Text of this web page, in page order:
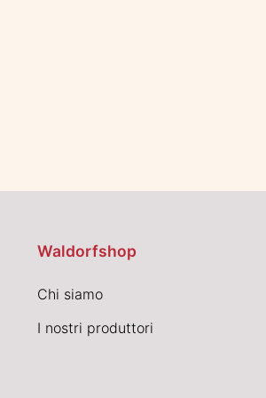
Waldorfshop
Chi siamo
I nostri produttori